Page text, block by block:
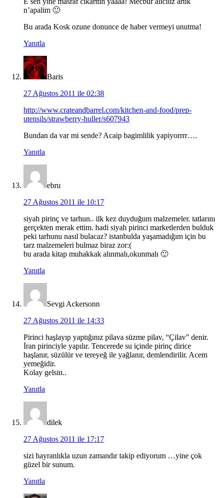
n’apalim 🙂
Bu arada Kosk ozune donunce de haber vermeyi unutma!
Yanıtla
Baris
27 Ağustos 2011 ile 02:38
http://www.crateandbarrel.com/kitchen-and-food/prep-
utensils/strawberry-huller/s607943
Bundan da var mi sende? Acaip bagimlilik yapiyorrrr….
Yanıtla
ebru
27 Ağustos 2011 ile 10:17
siyah pirinç ve tarhun.. ilk kez duyduğum malzemeler. tatlarını
gerçekten merak ettim. hadi siyah pirinci marketlerden bulduk
peki tarhunu nasıl bulacaz? istanbulda yaşamadığım için bu
tarz malzemeleri bulmaz biraz zor:(
bu arada kitap muhakkak alınmalı,okunmalı 🙂
Yanıtla
Sevgi Ackersonn
27 Ağustos 2011 ile 14:33
Pirinci haşlayıp yaptığınız pilava süzme pilav, “Çilav” denir.
İran pirinciyle yapılır. Tencerede su içinde pirinç dirice
haşlanır, süzülür ve tereyeğ ile yağlanır, demlendirilir. Acem
yemeğidir.
Kolay gelsin..
Yanıtla
dilek
27 Ağustos 2011 ile 17:17
sizi hayranlıkla uzun zamandır takip ediyorum …yine çok
güzel bir sunum.
Yanıtla